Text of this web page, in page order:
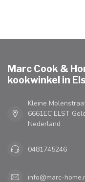
Marc Cook &
kookwinkel in
Kleine
6661EC ELST
Nederland
0481745246
info@marc-